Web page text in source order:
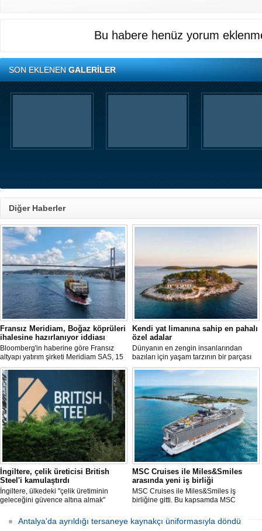
Bu habere henüz yorum
SON EKLENENGALERİLER
Diğer Haberler
Fransız Meridiam, Boğaz köprüleri
ihalesine hazırlanıyor iddiası
Bloomberg'in haberine göre Fransız
altyapı yatırım şirketi Meridiam SAS, 15
Temmuz Şehitler Köprüsü ile Fatih
Sultan Mehmet Köprüsü'nün
özelleştirilmesine yönelik ihaleyle
ilgileniyor.
Kendi yat limanına sahip en pahalı
özel adalar
Dünyanın en zengin insanlarından
bazıları için yaşam tarzının bir parçası
sadece bir süper yat değil, aynı
zamanda kendi yat limanı, helikopter
pisti ve seçkin villaları da içeren koca bir
özel adadır.
İngiltere, çelik üreticisi British
Steel'i kamulaştırdı
İngiltere, ülkedeki "çelik üretiminin
geleceğini güvence altına almak"
bünyesindeki çelik üreticisi British
Steel'i kamulaştırdı.
MSC Cruises ile Miles&Smiles
arasında yeni iş birliği
MSC Cruises ile Miles&Smiles iş
birliğine gitti. Bu kapsamda MSC
harcanan her 1 Euro için 1 mil kazanma
fırsatı sunulacak.
Antalya'da ayrıldığı tersaneye kaynakçı üniformasıyla döndü